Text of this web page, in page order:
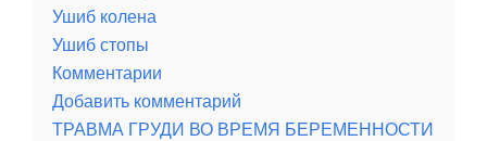
Ушиб колена
Ушиб стопы
Комментарии
Добавить комментарий
ТРАВМА ГРУДИ ВО ВРЕМЯ БЕРЕМЕННОСТИ